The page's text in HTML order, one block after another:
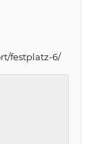
festplatz-6/